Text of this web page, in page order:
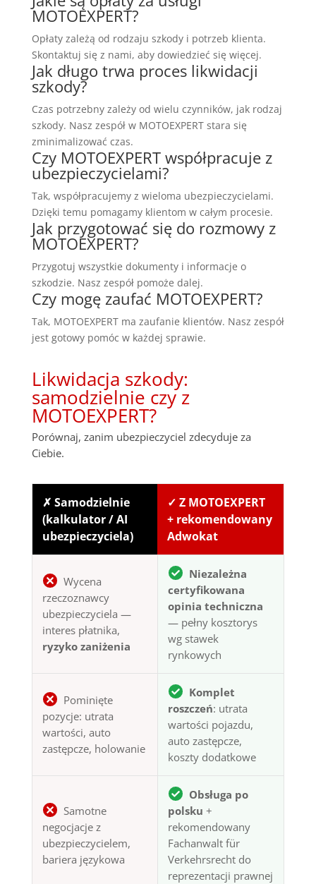
MOTOEXPERT?
Opłaty zależą od rodzaju szkody i potrzeb klienta.
Skontaktuj się z nami, aby dowiedzieć się więcej.
Jak długo trwa proces likwidacji
szkody?
Czas potrzebny zależy od wielu czynników, jak rodzaj
szkody. Nasz zespół w MOTOEXPERT stara się
zminimalizować czas.
Czy MOTOEXPERT współpracuje z
ubezpieczycielami?
Tak, współpracujemy z wieloma ubezpieczycielami.
Dzięki temu pomagamy klientom w całym procesie.
Jak przygotować się do rozmowy z
MOTOEXPERT?
Przygotuj wszystkie dokumenty i informacje o
szkodzie. Nasz zespół pomoże dalej.
Czy mogę zaufać MOTOEXPERT?
Tak, MOTOEXPERT ma zaufanie klientów. Nasz zespół
jest gotowy pomóc w każdej sprawie.
Likwidacja szkody:
samodzielnie czy z
MOTOEXPERT?
Porównaj, zanim ubezpieczyciel zdecyduje za
Ciebie.
✗ Samodzielnie
(kalkulator / AI
ubezpieczyciela)
✓ Z MOTOEXPERT
+ rekomendowany
Adwokat
Wycena
rzeczoznawcy
ubezpieczyciela —
interes płatnika,
ryzyko zaniżenia
Niezależna
certyfikowana
opinia techniczna
— pełny kosztorys
wg stawek
rynkowych
Pominięte
pozycje: utrata
wartości, auto
zastępcze, holowanie
Komplet
roszczeń: utrata
wartości pojazdu,
auto zastępcze,
koszty dodatkowe
Samotne
negocjacje z
ubezpieczycielem,
bariera językowa
Obsługa po
polsku +
rekomendowany
Fachanwalt für
Verkehrsrecht do
reprezentacji prawnej